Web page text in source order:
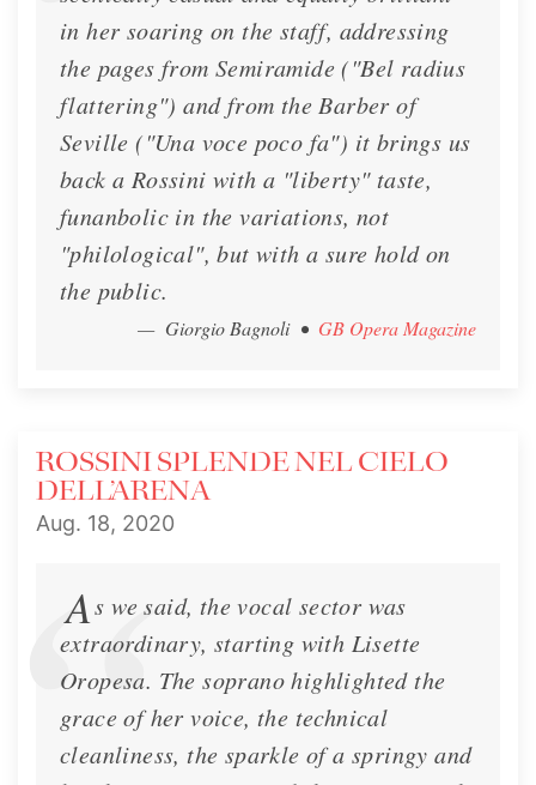
in her soaring on the staff, addressing
the pages from Semiramide ("Bel radius
flattering") and from the Barber of
Seville ("Una voce poco fa") it brings us
back a Rossini with a "liberty" taste,
funanbolic in the variations, not
"philological", but with a sure hold on
the public.
— Giorgio Bagnoli • GB Opera Magazine
ROSSINI SPLENDE NEL CIELO
DELL’ARENA
Aug. 18, 2020
As we said, the vocal sector was
extraordinary, starting with Lisette
Oropesa. The soprano highlighted the
grace of her voice, the technical
cleanliness, the sparkle of a springy and